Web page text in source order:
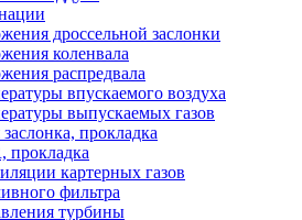
дроссельной заслонки
коленвала
распредвала
впускаемого воздуха
выпускаемых газов
прокладка
прокладка
картерных газов
фильтра
турбины